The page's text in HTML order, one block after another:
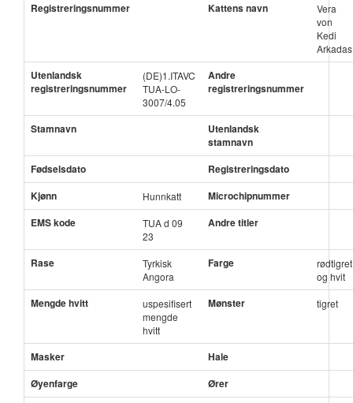
Registreringsnummer Kattens navn
Vera
von
Kedi
Arkadas
Utenlandsk
registreringsnummer
(DE)1.ITAVC
TUA-LO-
3007/4.05
Andre
registreringsnummer
Stamnavn
Utenlandsk
stamnavn
Fødselsdato
Registreringsdato
Kjønn
Hunnkatt
Microchipnummer
EMS kode
TUA d 09
23
Andre titler
Rase
Tyrkisk
Angora
Farge
rødtigret
og hvit
Mengde hvitt
uspesifisert
mengde
hvitt
Mønster tigret
Masker
Hale
Øyenfarge
Ører